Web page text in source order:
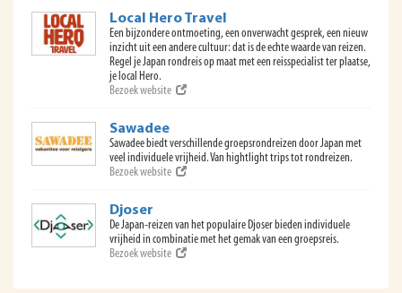
Local Hero Travel
Een bijzondere ontmoeting, een onverwacht gesprek, een nieuw
inzicht uit een andere cultuur: dat is de echte waarde van reizen.
Regel je Japan rondreis op maat met een reisspecialist ter plaatse,
je local Hero.
Bezoek website
Sawadee
Sawadee biedt verschillende groepsrondreizen door Japan met
veel individuele vrijheid. Van hightlight trips tot rondreizen.
Bezoek website
Djoser
De Japan-reizen van het populaire Djoser bieden individuele
vrijheid in combinatie met het gemak van een groepsreis.
Bezoek website